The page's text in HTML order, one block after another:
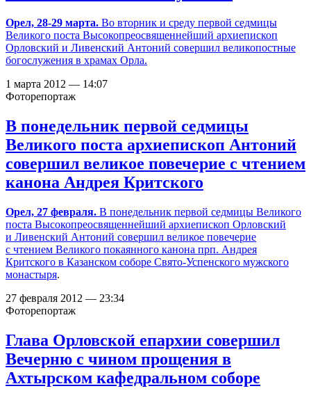
Орел, 28-29 марта. Во вторник и среду первой седмицы
Великого поста Высокопреосвященнейший архиепископ
Орловский и Ливенский Антоний совершил великопостные
богослужения в храмах Орла.
1 марта 2012 — 14:07
Фоторепортаж
В понедельник первой седмицы
Великого поста архиепископ Антоний
совершил великое повечерие с чтением
канона Андрея Критского
Орел, 27 февраля. В понедельник первой седмицы Великого
поста Высокопреосвященнейший архиепископ Орловский
и Ливенский Антоний совершил великое повечерие
с чтением Великого покаянного канона прп. Андрея
Критского в Казанском соборе Свято-Успенского мужского
монастыря.
27 февраля 2012 — 23:34
Фоторепортаж
Глава Орловской епархии совершил
Вечерню с чином прощения в
Ахтырском кафедральном соборе